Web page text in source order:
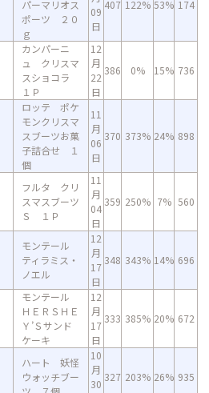
パーマリオス
ポーツ ２０
ｇ
09
日
407 122% 53% 174
カンパーニ
ュ クリスマ
スショコラ
１Ｐ
12
月
22
日
386 0% 15% 736
ロッテ ポケ
モンクリスマ
スブーツお菓
子詰合せ １
個
11
月
06
日
370 373% 24% 898
フルタ クリ
スマスブーツ
Ｓ １Ｐ
11
月
04
日
359 250% 7% 560
モンテール
ティラミス・
ノエル
12
月
17
日
348 343% 14% 696
モンテール
ＨＥＲＳＨＥ
Ｙ’Ｓサンド
ケーキ
12
月
17
日
333 385% 20% 672
ハート 妖怪
ウォッチブー
10
月
30
327 203% 26% 935